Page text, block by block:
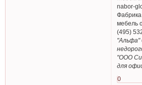
мебель
(495)
"Альфа"
"ООО
для
0